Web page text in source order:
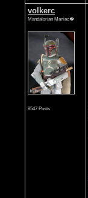
volkerc
Mandalorian Maniac�
8547 Posts